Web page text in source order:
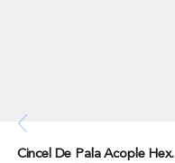
Cincel De Pala Acople Hex.